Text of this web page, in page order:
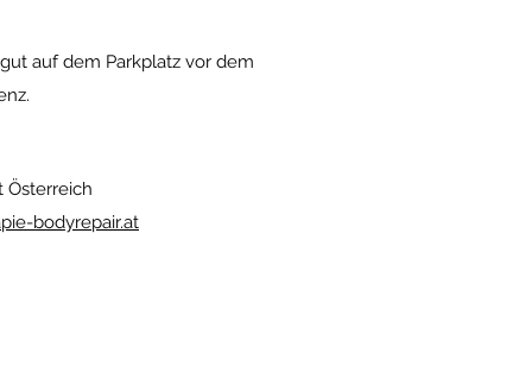
auf dem Parkplatz vor dem
Österreich
bodyrepair.at